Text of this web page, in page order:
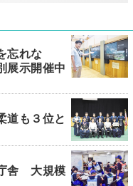
忘れな
示開催中
も３位と
舎 大規模